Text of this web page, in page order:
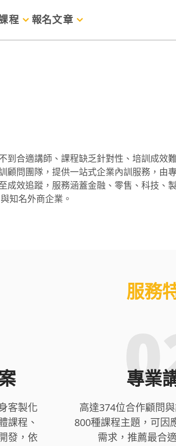
程 報名文章
到合適講師、課程缺乏針對性、培訓成效
顧問團隊，提供一站式企業內訓服務，由
成效追蹤，服務涵蓋金融、零售、科技、
知名外商企業。
服務
客製化
課程、
發，依
專業
高達374位合作顧問
800種課程主題，可因
需求，推薦最合